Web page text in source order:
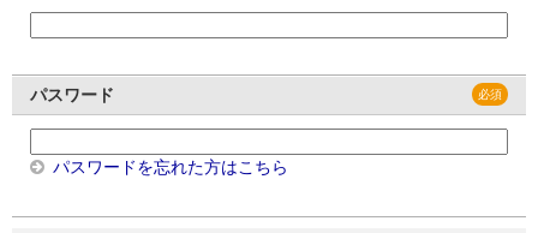
パスワード
パスワードを忘れた方はこちら